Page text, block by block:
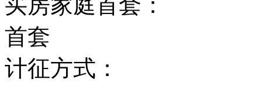
首套
计征方式：